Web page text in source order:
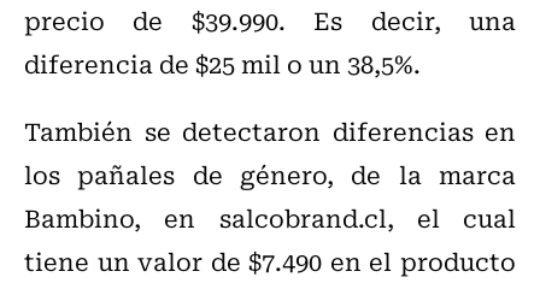
precio de $39.990. Es decir, una
diferencia de $25 mil o un 38,5%.
También se detectaron diferencias en
los pañales de género, de la marca
Bambino, en salcobrand.cl, el cual
tiene un valor de $7.490 en el producto